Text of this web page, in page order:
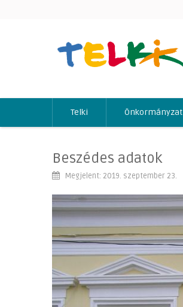
Telki Önkormányzat
Beszédes adatok
Megjelent: 2019. szeptember 23.